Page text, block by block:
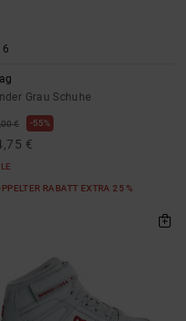
6
Grau Schuhe
€ 55%
€
RABATT EXTRA 25 %